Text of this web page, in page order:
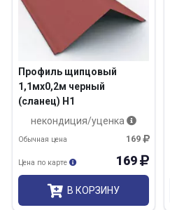
Профиль щипцовый
1,1мх0,2м черный
(сланец) Н1
некондиция/уценка
169
Обычная цена
169
Цена по карте
В КОРЗИНУ